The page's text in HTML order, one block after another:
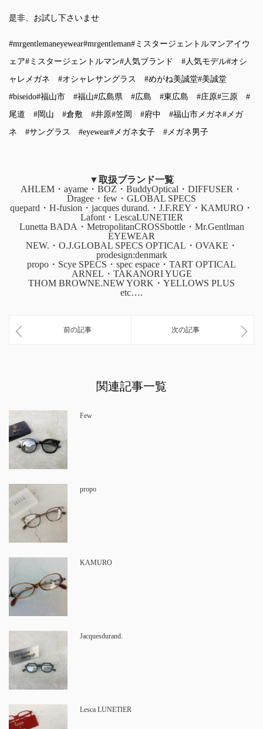
是非、お試し下さいませ
#mrgentlemaneyewear#mrgentleman#ミスタージェントルマンアイウ
ェア#ミスタージェントルマン#人気ブランド #人気モデル#オシ
ャレメガネ
#オシャレサングラス #めがね美誠堂#美誠堂
#biseido#福山市 #福山#広島県 #広島 #東広島 #庄原#三原
#
尾道
#岡山 #倉敷 #井原#笠岡 #府中 #福山市メガネ#メガ
ネ
#サングラス #eyewear#メガネ女子 #メガネ男子
▼取扱ブランド一覧
AHLEM・ayame・BOZ・BuddyOptical・DIFFUSER・
Dragee・few・GLOBAL SPECS
quepard・H-fusion・jacques durand.・J.F.REY・KAMURO・
Lafont・LescaLUNETIER
Lunetta BADA・MetropolitanCROSSbottle・Mr.Gentlman
EYEWEAR
NEW.・O.J.GLOBAL SPECS OPTICAL・OVAKE・
prodesign:denmark
propo・Scye SPECS・spec espace・TART OPTICAL
ARNEL・TAKANORI YUGE
THOM BROWNE.NEW YORK・YELLOWS PLUS
etc….
前の記事 次の記事
関連記事一覧
Few
propo
KAMURO
Jacquesdurand.
Lesca LUNETIER